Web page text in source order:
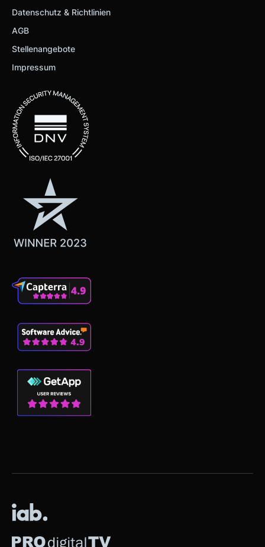
Datenschutz & Richtlinien
AGB
Stellenangebote
Impressum